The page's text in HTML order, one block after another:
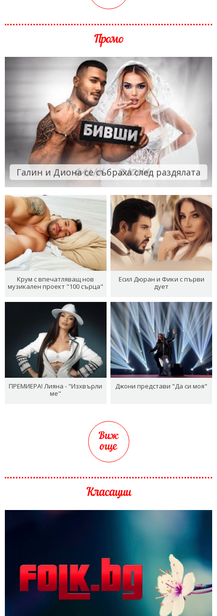
Промо
Галин и Диона се събраха след раздялата
Крум с впечатляващ нов
музикален проект "100 сърца"
Есил Дюран и Фики с първи
дует
ПРЕМИЕРА! Лияна - "Изхвърли
ме"
Джони представи "Да си моя"
Виж
още
Класации